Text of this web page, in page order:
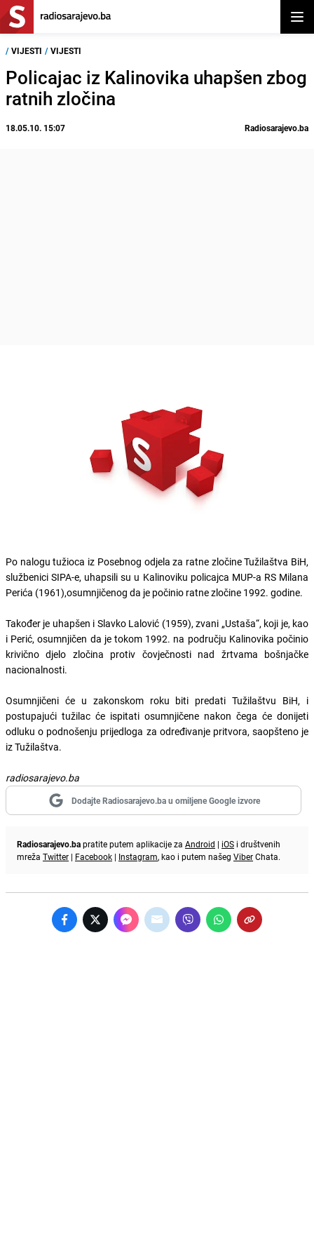
/ VIJESTI / VIJESTI
Policajac iz Kalinovika uhapšen zbog
ratnih zločina
18.05.10. 15:07 Radiosarajevo.ba
Po nalogu tužioca iz Posebnog odjela za ratne zločine Tužilaštva BiH,
službenici SIPA-e, uhapsili su u Kalinoviku policajca MUP-a RS Milana
Perića (1961),osumnjičenog da je počinio ratne zločine 1992. godine.
Također je uhapšen i Slavko Lalović (1959), zvani „Ustaša“, koji je, kao
i Perić, osumnjičen da je tokom 1992. na području Kalinovika počinio
krivično djelo zločina protiv čovječnosti nad žrtvama bošnjačke
nacionalnosti.
Osumnjičeni će u zakonskom roku biti predati Tužilaštvu BiH, i
postupajući tužilac će ispitati osumnjičene nakon čega će donijeti
odluku o podnošenju prijedloga za određivanje pritvora, saopšteno je
iz Tužilaštva.
radiosarajevo.ba
Dodajte Radiosarajevo.ba u omiljene Google izvore
Radiosarajevo.bapratite putem aplikacije za Android | iOS i društvenih
mreža Twitter | Facebook | Instagram, kao i putem našeg ViberChata.